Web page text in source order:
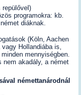
programokra: kb.
diáknak.
(Köln, Aachen
Hollandiába is,
mennyiségben.
nem akadály, a német
némettanárodnál